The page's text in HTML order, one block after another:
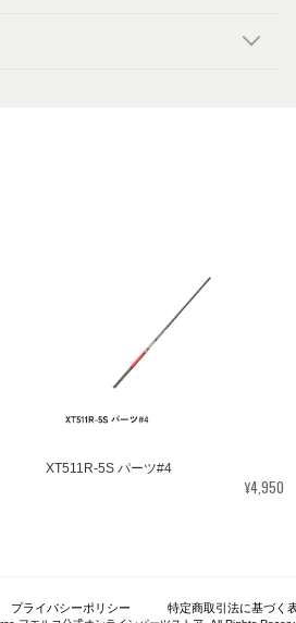
XT511R-5S パーツ#4
¥4,950
プライバシーポリシー 特定商取引法に基づく